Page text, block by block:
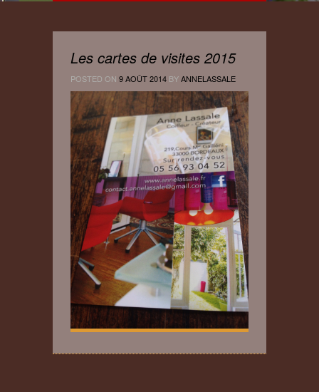
Les cartes de visites 2015
POSTED ON 9 AOÛT 2014 BYANNELASSALE